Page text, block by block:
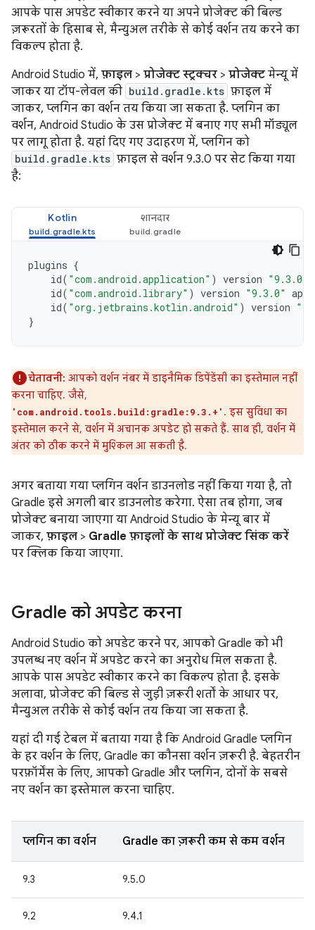
आपके पास अपडेट स्वीकार करने या अपने प्रोजेक्ट की बिल्ड
ज़रूरतों के हिसाब से, मैन्युअल तरीके से कोई वर्शन तय करने का
विकल्प होता है.
Android Studio में, फ़ाइल > प्रोजेक्ट स्ट्रक्चर > प्रोजेक्ट मेन्यू में
जाकर या टॉप-लेवल की build.gradle.kts फ़ाइल में
जाकर, प्लगिन का वर्शन तय किया जा सकता है. प्लगिन का
वर्शन, Android Studio के उस प्रोजेक्ट में बनाए गए सभी मॉड्यूल
पर लागू होता है. यहां दिए गए उदाहरण में, प्लगिन को
build.gradle.kts फ़ाइल से वर्शन 9.3.0 पर सेट किया गया
है:
Kotlin शानदार
plugins {
id( "com.android.application" ) version "9.3.0"
id( "com.android.library" ) version "9.3.0"
id( "org.jetbrains.kotlin.android" ) version
}
चेतावनी: आपको वर्शन नंबर में डाइनैमिक डिपेंडेंसी का इस्तेमाल नहीं
करना चाहिए. जैसे,
'com.android.tools.build:gradle:9.3.+' . इस सुविधा का
इस्तेमाल करने से, वर्शन में अचानक अपडेट हो सकते हैं. साथ ही, वर्शन में
अंतर को ठीक करने में मुश्किल आ सकती है.
अगर बताया गया प्लगिन वर्शन डाउनलोड नहीं किया गया है, तो
Gradle इसे अगली बार डाउनलोड करेगा. ऐसा तब होगा, जब
प्रोजेक्ट बनाया जाएगा या Android Studio के मेन्यू बार में
जाकर, फ़ाइल > Gradle फ़ाइलों के साथ प्रोजेक्ट सिंक करें
पर क्लिक किया जाएगा.
Gradle को अपडेट करना
Android Studio को अपडेट करने पर, आपको Gradle को भी
उपलब्ध नए वर्शन में अपडेट करने का अनुरोध मिल सकता है.
आपके पास अपडेट स्वीकार करने का विकल्प होता है. इसके
अलावा, प्रोजेक्ट की बिल्ड से जुड़ी ज़रूरी शर्तों के आधार पर,
मैन्युअल तरीके से कोई वर्शन तय किया जा सकता है.
यहां दी गई टेबल में बताया गया है कि Android Gradle प्लगिन
के हर वर्शन के लिए, Gradle का कौनसा वर्शन ज़रूरी है. बेहतरीन
परफ़ॉर्मेंस के लिए, आपको Gradle और प्लगिन, दोनों के सबसे
नए वर्शन का इस्तेमाल करना चाहिए.
प्लगिन का वर्शन Gradle का ज़रूरी कम से कम वर्शन
9.3 9.5.0
9.2 9.4.1